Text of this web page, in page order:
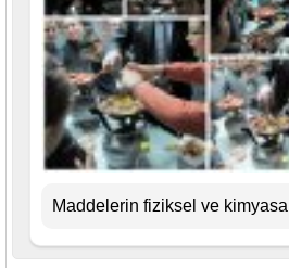
Maddelerin fiziksel ve